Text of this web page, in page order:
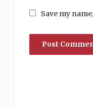
Save my